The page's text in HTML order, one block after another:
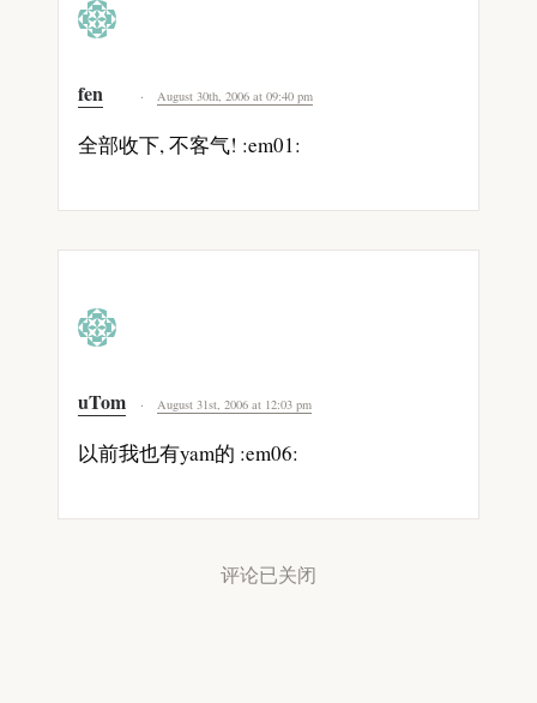
fen August 30th, 2006 at 09:40 pm
全部收下, 不客气! :em01:
uTom August 31st, 2006 at 12:03 pm
以前我也有yam的 :em06:
评论已关闭